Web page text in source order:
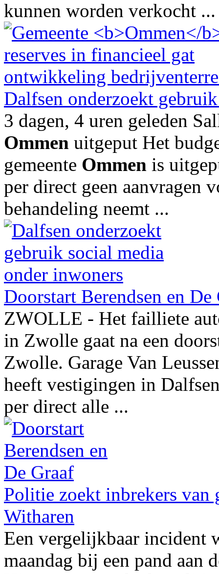
kunnen worden verkocht ...
Dalfsen onderzoekt
3 dagen, 4 uren geleden
Ommen uitgeput Het
gemeente Ommen is
per direct geen aanvragen
behandeling neemt ...
Doorstart Berendsen en De
ZWOLLE - Het failliete
in Zwolle gaat na een
Zwolle. Garage Van
heeft vestigingen in
per direct alle ...
Politie zoekt inbrekers van
Witharen
Een vergelijkbaar incident
maandag bij een pand aan